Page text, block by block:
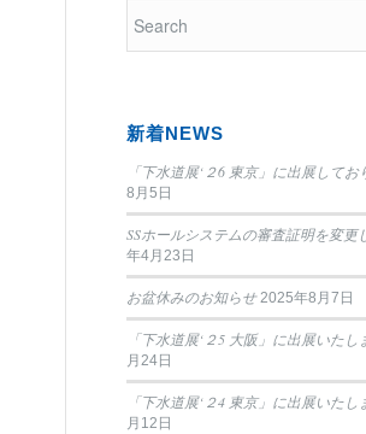
新着NEWS
「下水道展‘２6 東京」に出展してお
8月5日
SSホールシステムの審査証明を変更
年4月23日
お盆休みのお知らせ 2025年8月7日
「下水道展‘２5 大阪」に出展いたし
月24日
「下水道展‘２4 東京」に出展いたし
月12日